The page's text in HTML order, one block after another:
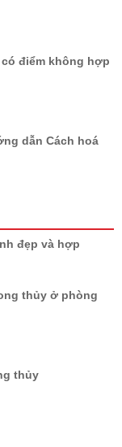
điểm không hợp
dẫn Cách hoá
đẹp và hợp
thủy ở phòng
thủy